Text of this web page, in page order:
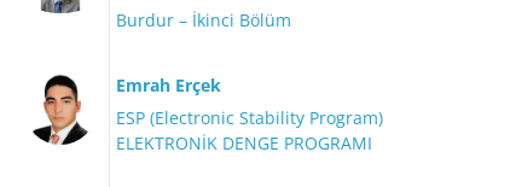
Burdur – İkinci Bölüm
Emrah Erçek
ESP (Electronic Stability Program)
ELEKTRONİK DENGE PROGRAMI